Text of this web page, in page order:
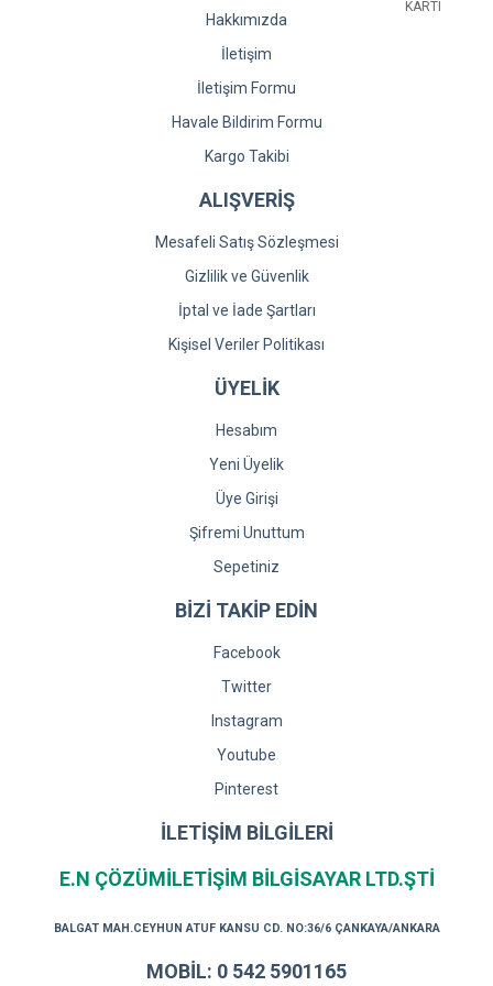
Gönder
Hakkımızda
İletişim
İletişim Formu
Havale Bildirim Formu
Kargo Takibi
ALIŞVERİŞ
Mesafeli Satış Sözleşmesi
Gizlilik ve Güvenlik
İptal ve İade Şartları
Kişisel Veriler Politikası
ÜYELİK
Hesabım
Yeni Üyelik
Üye Girişi
Şifremi Unuttum
Sepetiniz
BİZİ TAKİP EDİN
Facebook
Twitter
Instagram
Youtube
Pinterest
İLETİŞİM BİLGİLERİ
E.N ÇÖZÜMİLETİŞİM BİLGİSAYAR LTD.ŞTİ
BALGAT MAH.CEYHUN ATUF KANSU CD. NO:36/6 ÇANKAYA/ANKARA
MOBİL: 0 542 5901165